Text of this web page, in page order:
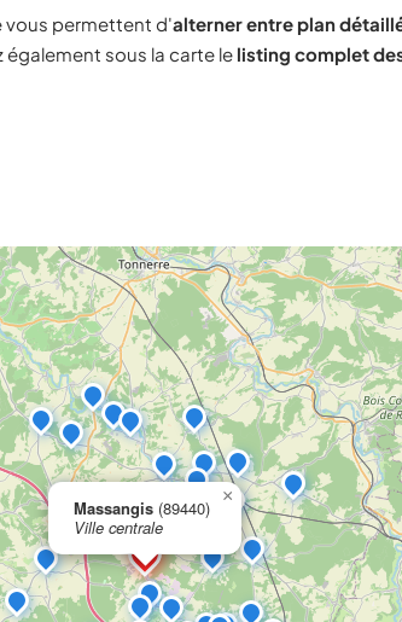
vous permettent d'alterner entre plan
également sous la carte le listing complet
Massangis (89440)
Ville centrale
×